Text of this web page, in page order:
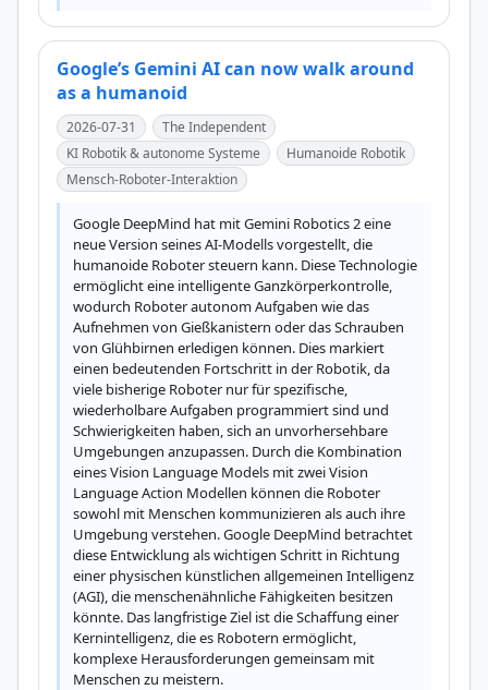
Google’s Gemini AI can now walk around
as a humanoid
2026-07-31
The Independent
KI Robotik & autonome Systeme
Humanoide Robotik
Mensch-Roboter-Interaktion
Google DeepMind hat mit Gemini Robotics 2 eine
neue Version seines AI-Modells vorgestellt, die
humanoide Roboter steuern kann. Diese Technologie
ermöglicht eine intelligente Ganzkörperkontrolle,
wodurch Roboter autonom Aufgaben wie das
Aufnehmen von Gießkanistern oder das Schrauben
von Glühbirnen erledigen können. Dies markiert
einen bedeutenden Fortschritt in der Robotik, da
viele bisherige Roboter nur für spezifische,
wiederholbare Aufgaben programmiert sind und
Schwierigkeiten haben, sich an unvorhersehbare
Umgebungen anzupassen. Durch die Kombination
eines Vision Language Models mit zwei Vision
Language Action Modellen können die Roboter
sowohl mit Menschen kommunizieren als auch ihre
Umgebung verstehen. Google DeepMind betrachtet
diese Entwicklung als wichtigen Schritt in Richtung
einer physischen künstlichen allgemeinen Intelligenz
(AGI), die menschenähnliche Fähigkeiten besitzen
könnte. Das langfristige Ziel ist die Schaffung einer
Kernintelligenz, die es Robotern ermöglicht,
komplexe Herausforderungen gemeinsam mit
Menschen zu meistern.